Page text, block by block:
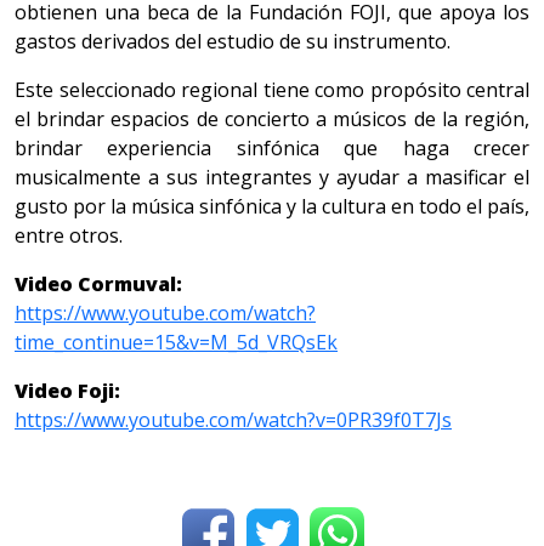
obtienen una beca de la Fundación FOJI, que apoya los
gastos derivados del estudio de su instrumento.
Este seleccionado regional tiene como propósito central
el brindar espacios de concierto a músicos de la región,
brindar experiencia sinfónica que haga crecer
musicalmente a sus integrantes y ayudar a masificar el
gusto por la música sinfónica y la cultura en todo el país,
entre otros.
Video Cormuval:
https://www.youtube.com/watch?
time_continue=15&v=M_5d_VRQsEk
Video Foji:
https://www.youtube.com/watch?v=0PR39f0T7Js